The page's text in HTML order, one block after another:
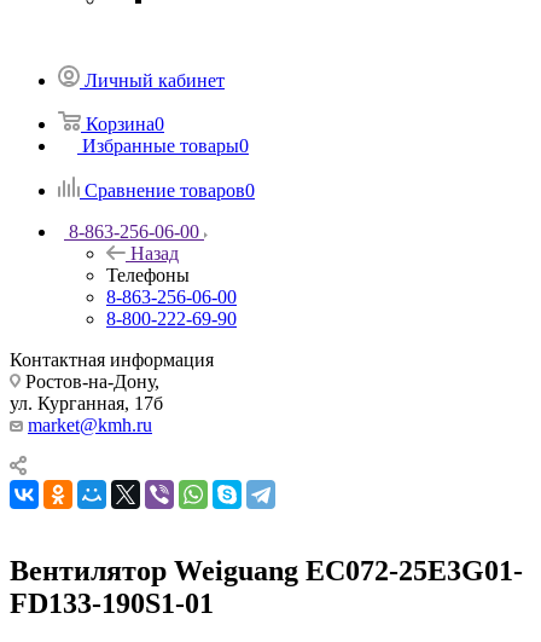
Личный кабинет
Корзина0
Избранные товары0
Сравнение товаров0
8-863-256-06-00
Назад
Телефоны
8-863-256-06-00
8-800-222-69-90
Контактная информация
Ростов-на-Дону,
ул. Курганная, 17б
market@kmh.ru
Вентилятор Weiguang EC072-25E3G01-
FD133-190S1-01